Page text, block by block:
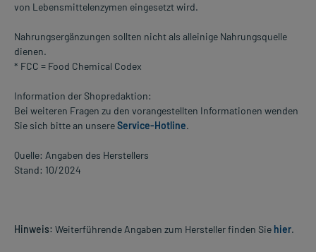
von Lebensmittelenzymen eingesetzt wird.
Nahrungsergänzungen sollten nicht als alleinige Nahrungsquelle
dienen.
* FCC = Food Chemical Codex
Information der Shopredaktion:
Bei weiteren Fragen zu den vorangestellten Informationen wenden
Sie sich bitte an unsereService-Hotline.
Quelle: Angaben des Herstellers
Stand: 10/2024
Hinweis: Weiterführende Angaben zum Hersteller finden Sie hier.